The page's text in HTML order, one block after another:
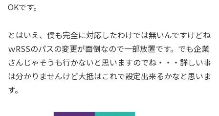
OKです。
とはいえ、僕も完全に対応したわけでは無いんですけどね
ｗRSSのパスの変更が面倒なので一部放置です。でも企業
さんじゃそうも行かないと思いますのでね・・・詳しい事
は分かりませんけど大抵はこれで設定出来るかなと思いま
す。